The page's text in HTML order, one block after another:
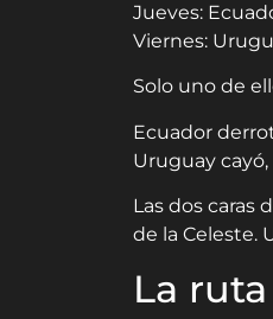
Jueves:
Viernes:
Solo uno de
Ecuador
Uruguay
Las dos caras
de la Celeste.
La